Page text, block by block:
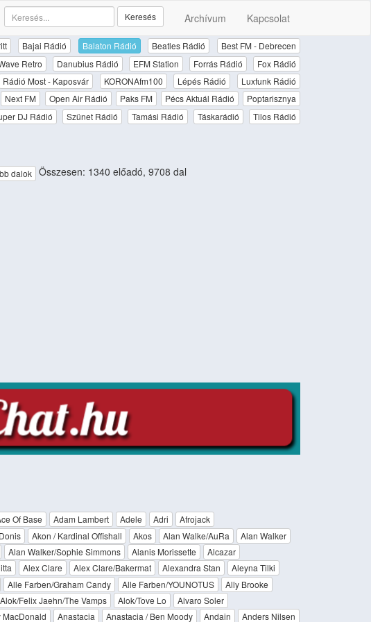
Archívum Kapcsolat
Keresés
Bajai Rádió Balaton Rádió Beatles Rádió
Best FM - Debrecen
Retro Danubius Rádió EFM Station Forrás Rádió
Fox Rádió
Rádió Most - Kaposvár KORONAfm100 Lépés Rádió
Luxfunk Rádió
Next FM Open Air Rádió Paks FM Pécs Aktuál Rádió
Poptarisznya
DJ Rádió Szünet Rádió Tamási Rádió Táskarádió
Tilos Rádió
dalok Összesen: 1340 előadó, 9708 dal
Of Base Adam Lambert Adele Adri
Afrojack
Akon / Kardinal Offishall Akos Alan Walke/AuRa
Alan Walker
Alan Walker/Sophie Simmons Alanis Morissette
Alcazar
Alex Clare Alex Clare/Bakermat Alexandra Stan
Aleyna Tilki
Alle Farben/Graham Candy Alle Farben/YOUNOTUS
Ally Brooke
Alok/Felix Jaehn/The Vamps Alok/Tove Lo
Alvaro Soler
MacDonald Anastacia Anastacia / Ben Moody Andain Anders Nilsen